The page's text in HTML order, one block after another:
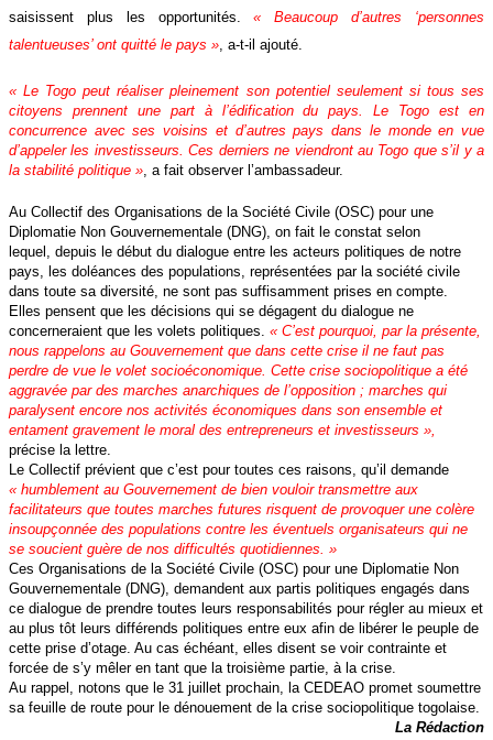
saisissent plus les opportunités.« Beaucoup d’autres ‘personnes
talentueuses’ ont quitté le pays », a-t-il ajouté.
« Le Togo peut réaliser pleinement son potentiel seulement si tous ses
citoyens prennent une part à l’édification du pays. Le Togo est en
concurrence avec ses voisins et d’autres pays dans le monde en vue
d’appeler les investisseurs. Ces derniers ne viendront au Togo que s’il y a
la stabilité politique », a fait observer l’ambassadeur.
Au Collectif des Organisations de la Société Civile (OSC) pour une
Diplomatie Non Gouvernementale (DNG), on fait le constat selon
lequel, depuis le début du dialogue entre les acteurs politiques de notre
pays, les doléances des populations, représentées par la société civile
dans toute sa diversité, ne sont pas suffisamment prises en compte.
Elles pensent que les décisions qui se dégagent du dialogue ne
concerneraient que les volets politiques. « C’est pourquoi, par la présente,
nous rappelons au Gouvernement que dans cette crise il ne faut pas
perdre de vue le volet socioéconomique. Cette crise sociopolitique a été
aggravée par des marches anarchiques de l’opposition ; marches qui
paralysent encore nos activités économiques dans son ensemble et
entament gravement le moral des entrepreneurs et investisseurs »,
précise la lettre.
Le Collectif prévient que c’est pour toutes ces raisons, qu’il demande
« humblement au Gouvernement de bien vouloir transmettre aux
facilitateurs que toutes marches futures risquent de provoquer une colère
insoupçonnée des populations contre les éventuels organisateurs qui ne
se soucient guère de nos difficultés quotidiennes. »
Ces Organisations de la Société Civile (OSC) pour une Diplomatie Non
Gouvernementale (DNG), demandent aux partis politiques engagés dans
ce dialogue de prendre toutes leurs responsabilités pour régler au mieux et
au plus tôt leurs différends politiques entre eux afin de libérer le peuple de
cette prise d’otage. Au cas échéant, elles disent se voir contrainte et
forcée de s’y mêler en tant que la troisième partie, à la crise.
Au rappel, notons que le 31 juillet prochain, la CEDEAO promet soumettre
sa feuille de route pour le dénouement de la crise sociopolitique togolaise.
La Rédaction